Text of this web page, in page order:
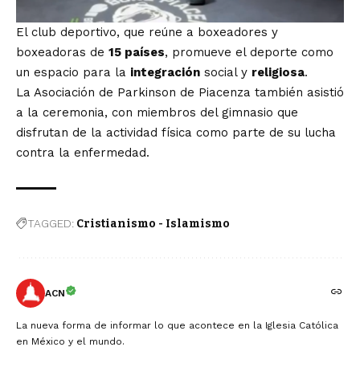
El club deportivo, que reúne a boxeadores y
boxeadoras de 15 países, promueve el deporte como
un espacio para la integración social y religiosa.
La Asociación de Parkinson de Piacenza también asistió
a la ceremonia, con miembros del gimnasio que
disfrutan de la actividad física como parte de su lucha
contra la enfermedad.
TAGGED: Cristianismo - Islamismo
ACN
La nueva forma de informar lo que acontece en la Iglesia Católica
en México y el mundo.